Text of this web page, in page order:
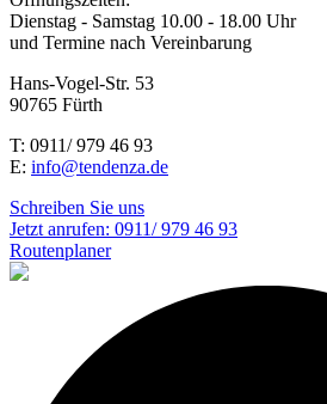
Dienstag - Samstag 10.00 - 18.00 Uhr
und Termine nach Vereinbarung
Hans-Vogel-Str. 53
90765 Fürth
T: 0911/ 979 46 93
E: info@tendenza.de
Schreiben Sie uns
Jetzt anrufen: 0911/ 979 46 93
Routenplaner